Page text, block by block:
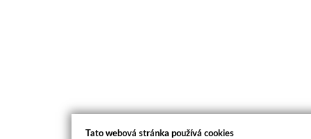
Tato webová stránka používá cookies